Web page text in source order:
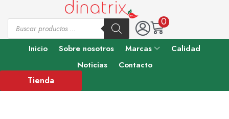
0
Inicio Sobre nosotros Marcas
Calidad
Noticias
Contacto
Tienda